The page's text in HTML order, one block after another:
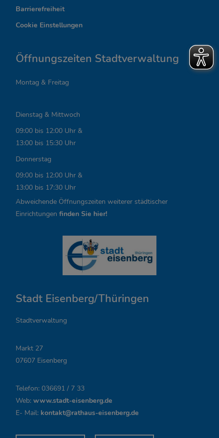
s
a
t
L
i
n
k
s
,
u
n
s
e
i
t
Barrierefreiheit
Cookie Einstellungen
Öffnungszeiten Stadtverwaltung
Montag & Freitag
Dienstag & Mittwoch
09:00 bis 12:00 Uhr &
13:00 bis 15:30 Uhr
Donnerstag
09:00 bis 12:00 Uhr &
13:00 bis 17:30 Uhr
Abweichende Öffnungszeiten weiterer städtischer
Einrichtungen finden Sie hier!
Stadt Eisenberg/Thüringen
Stadtverwaltung
Markt 27
07607 Eisenberg
Telefon: 036691 / 7 33
Web: www.stadt-eisenberg.de
E- Mail: kontakt@rathaus-eisenberg.de